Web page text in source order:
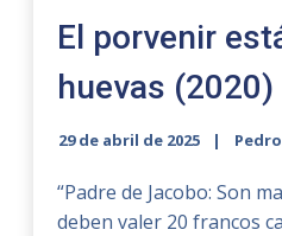
El porvenir
huevas (2020)
29 de abril de 2025
“Padre de Jacobo: Son
deben valer 20 francos